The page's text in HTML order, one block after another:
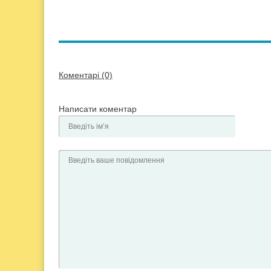
Коментарі (0)
Написати коментар